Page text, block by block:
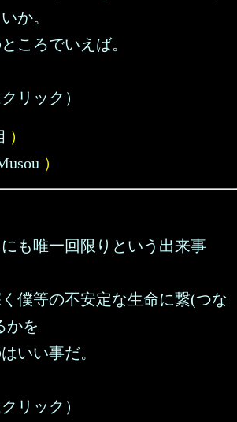
か。
ころでいえば。
リック）
）
）
も唯一回限りという出来事
僕等の不安定な生命に繋(つな
かを
いい事だ。
リック）